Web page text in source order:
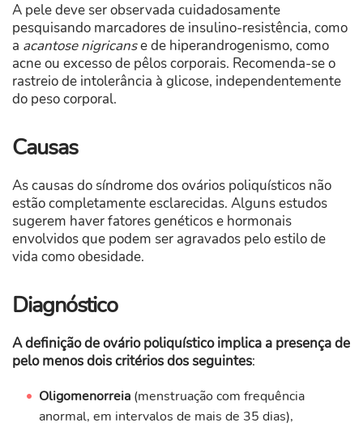
A pele deve ser observada cuidadosamente
pesquisando marcadores de insulino-resistência, como
a acantose nigricanse de hiperandrogenismo, como
acne ou excesso de pêlos corporais. Recomenda-se o
rastreio de intolerância à glicose, independentemente
do peso corporal.
Causas
As causas do síndrome dos ovários poliquísticos não
estão completamente esclarecidas. Alguns estudos
sugerem haver fatores genéticos e hormonais
envolvidos que podem ser agravados pelo estilo de
vida como obesidade.
Diagnóstico
A definição de ovário poliquístico implica a presença de
pelo menos dois critérios dos seguintes:
Oligomenorreia(menstruação com frequência
anormal, em intervalos de mais de 35 dias),